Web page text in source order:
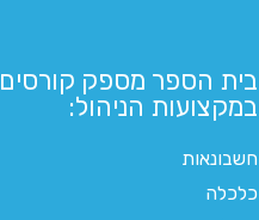
בית הספר מספק קורסים
במקצועות הניהול:
חשבונאות
כלכלה